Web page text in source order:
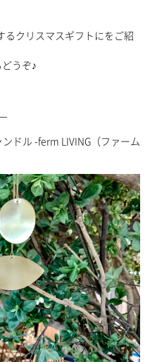
クリスマスギフトにをご紹
うぞ♪
ドル -ferm LIVING（ファーム